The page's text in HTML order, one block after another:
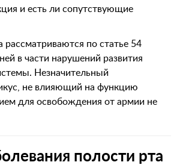
и есть ли сопутствующие
рассматриваются по статье 54
в части нарушений развития
Незначительный
не влияющий на функцию
для освобождения от армии не
полости рта